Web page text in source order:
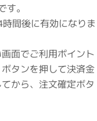
。
間後に有効になりま
面でご利用ポイント
ボタンを押して決済金
から、注文確定ボタ